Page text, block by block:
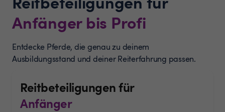
Anfänger bis Profi
Entdecke Pferde, die genau zu deinem
Ausbildungsstand und deiner Reiterfahrung passen.
Reitbeteiligungen für
Anfänger